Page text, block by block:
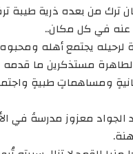
ترك من بعده ذرية طيبة
عنه في كل مكان..
لرحيله يجتمع أهله
مستذكرين ما
ومساهماتٍ طبيةٍ
الجواد معزوز مدرسةً في